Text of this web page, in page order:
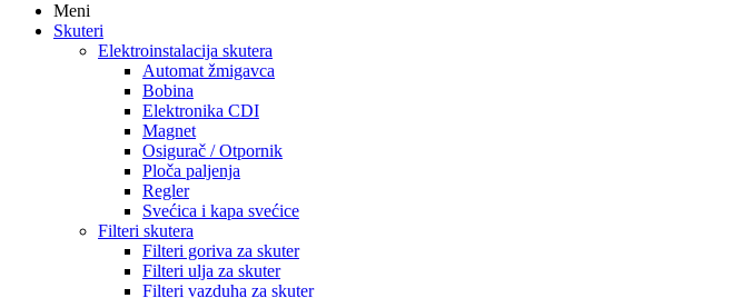
Meni
Skuteri
Elektroinstalacija skutera
Automat žmigavca
Bobina
Elektronika CDI
Magnet
Osigurač / Otpornik
Ploča paljenja
Regler
Svećica i kapa svećice
Filteri skutera
Filteri goriva za skuter
Filteri ulja za skuter
Filteri vazduha za skuter